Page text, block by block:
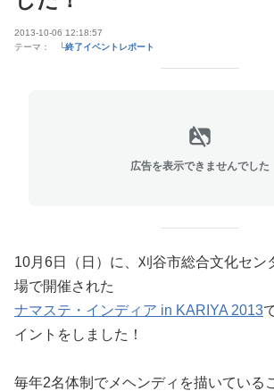
2013-10-06 12:18:57
テーマ：
└終了イベントレポート
広告を表示できませんでした
10月6日（日）に、刈谷市総合文化セン
場で開催された
ナマステ・インディア in KARIYA 2013
イントをしました！
毎年2名体制でメヘンディを描いている